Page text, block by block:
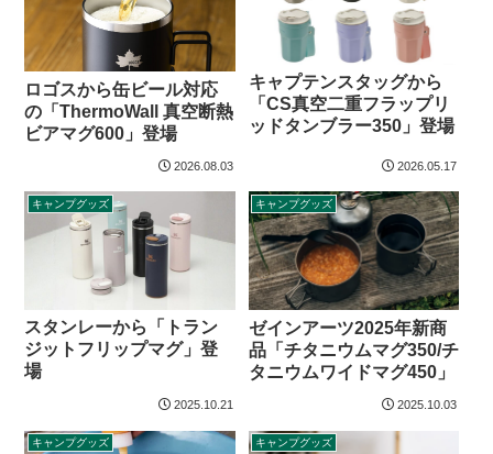
ロゴスから缶ビール対応
の「ThermoWall 真空断熱
ビアマグ600」登場
2026.08.03
キャプテンスタッグから
「CS真空二重フラップリ
ッドタンブラー350」登場
2026.05.17
キャンプグッズ
スタンレーから「トラン
ジットフリップマグ」登
場
2025.10.21
キャンプグッズ
ゼインアーツ2025年新商
品「チタニウムマグ350/チ
タニウムワイドマグ450」
2025.10.03
キャンプグッズ キャンプグッズ